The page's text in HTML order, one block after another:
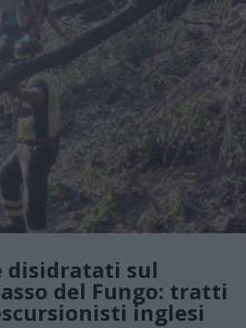
disidratati sul
del Fungo: tratti
inglesi